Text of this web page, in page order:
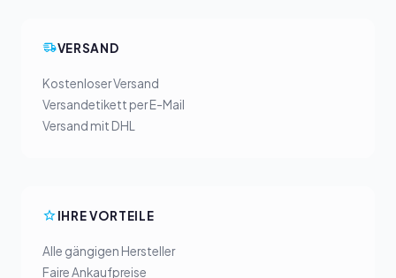
VERSAND
Kostenloser Versand
Versandetikett per E-Mail
Versand mit DHL
IHRE VORTEILE
Alle gängigen Hersteller
Faire Ankaufpreise